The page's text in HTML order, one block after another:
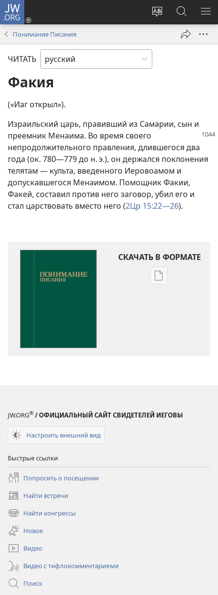
JW.ORG
Изменить
Войти
(открывается
окне)
Поиск
по
jw.org
Понимание Писания
ЧИТАТЬ
Факия
(«Иаг открыл»).
Израильский царь, правивший из Самарии, сын и
преемник Менаима. Во время своего
непродолжительного правления, длившегося два
года (ок. 780—779 до н. э.), он держался поклонения
телятам — культа, введенного Иеровоамом и
допускавшегося Менаимом. Помощник Факии,
Факей, составил против него заговор, убил его и
стал царствовать вместо него (2Цр 15:22—26).
СКАЧАТЬ В ФОРМАТЕ
Варианты
JW.ORG® / ОФИЦИАЛЬНЫЙ САЙТ СВИДЕТЕЛЕЙ ИЕГОВЫ
Настроить внешний вид
Быстрые ссылки
Попросить о посещении
Найти встречи
(открывается
в
новом
окне)
Найти конгрессы
(открывается
новом
окне)
Новое
Видео
Видео с тифлокомментариями
Поиск